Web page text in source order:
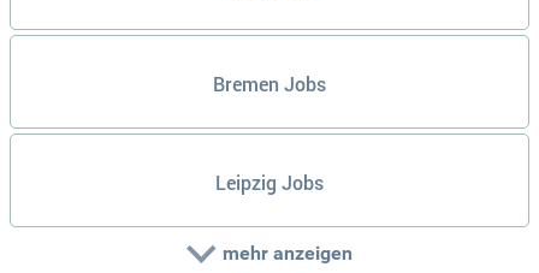
Bremen Jobs
Leipzig Jobs
mehr anzeigen